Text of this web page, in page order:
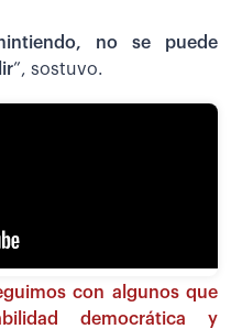
no se puede
”, sostuvo.
con algunos que
democrática y